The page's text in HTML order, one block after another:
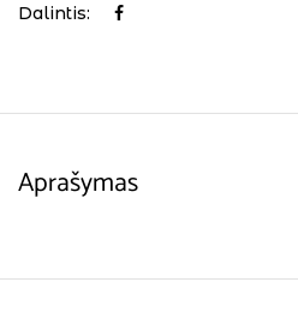
Dalintis:
Aprašymas